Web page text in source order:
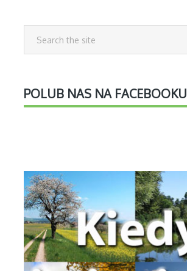
POLUB NAS NA FACEBOOKU